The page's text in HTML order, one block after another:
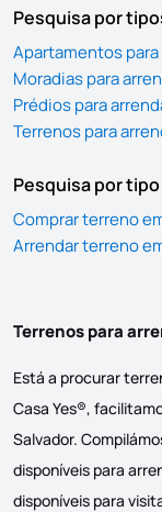
Pesquisa por
Apartamentos para
Moradias para
Prédios para
Terrenos para
Pesquisa por
Comprar terreno
Arrendar terreno
Terrenos para
Está a procurar
Casa Yes®,
Salvador.
disponíveis para
disponíveis para